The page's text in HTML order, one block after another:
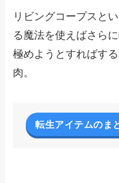
リビングコープスと
る魔法を使えばさら
極めようとすればす
肉。
転生アイテムのま